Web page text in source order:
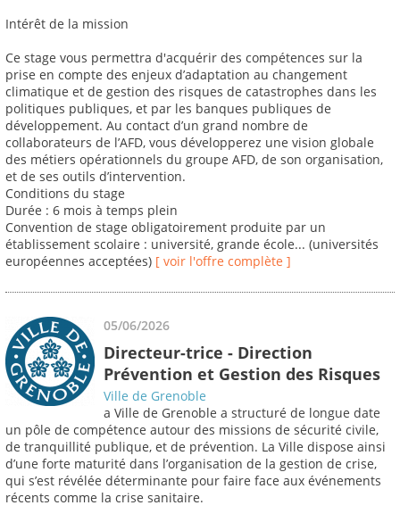
Intérêt de la mission
Ce stage vous permettra d'acquérir des compétences sur la
prise en compte des enjeux d’adaptation au changement
climatique et de gestion des risques de catastrophes dans les
politiques publiques, et par les banques publiques de
développement. Au contact d’un grand nombre de
collaborateurs de l’AFD, vous développerez une vision globale
des métiers opérationnels du groupe AFD, de son organisation,
et de ses outils d’intervention.
Conditions du stage
Durée : 6 mois à temps plein
Convention de stage obligatoirement produite par un
établissement scolaire : université, grande école... (universités
européennes acceptées) [ voir l'offre complète ]
05/06/2026
Directeur-trice - Direction
Prévention et Gestion des Risques
Ville de Grenoble
a Ville de Grenoble a structuré de longue date
un pôle de compétence autour des missions de sécurité civile,
de tranquillité publique, et de prévention. La Ville dispose ainsi
d’une forte maturité dans l’organisation de la gestion de crise,
qui s’est révélée déterminante pour faire face aux événements
récents comme la crise sanitaire.